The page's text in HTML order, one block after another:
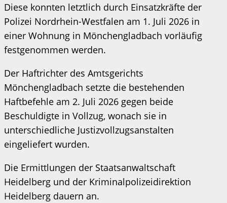
Diese konnten letztlich durch Einsatzkräfte der
Polizei Nordrhein-Westfalen am 1. Juli 2026 in
einer Wohnung in Mönchengladbach vorläufig
festgenommen werden.
Der Haftrichter des Amtsgerichts
Mönchengladbach setzte die bestehenden
Haftbefehle am 2. Juli 2026 gegen beide
Beschuldigte in Vollzug, wonach sie in
unterschiedliche Justizvollzugsanstalten
eingeliefert wurden.
Die Ermittlungen der Staatsanwaltschaft
Heidelberg und der Kriminalpolizeidirektion
Heidelberg dauern an.